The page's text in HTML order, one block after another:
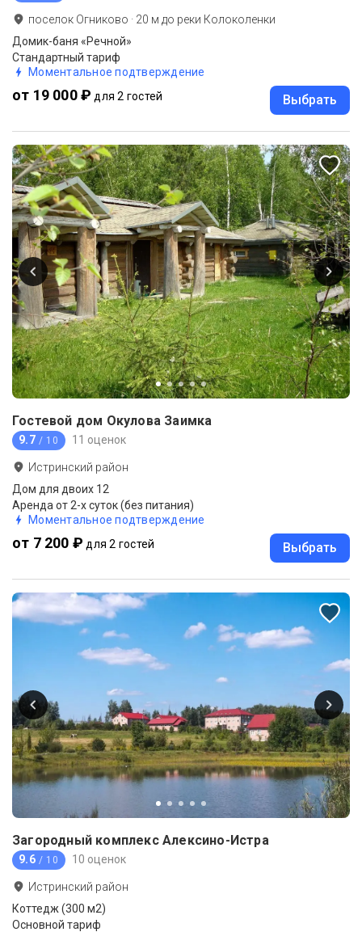
поселок Огниково · 20 м до реки Колоколенки
Домик-баня «Речной»
Стандартный тариф
Моментальное подтверждение
от 19 000 ₽ для 2 гостей Выбрать
Гостевой дом Окулова Заимка
9.7 / 10 11 оценок
Истринский район
Дом для двоих 12
Аренда от 2-х суток (без питания)
Моментальное подтверждение
от 7 200 ₽ для 2 гостей Выбрать
Загородный комплекс Алексино-Истра
9.6 / 10 10 оценок
Истринский район
Коттедж (300 м2)
Основной тариф